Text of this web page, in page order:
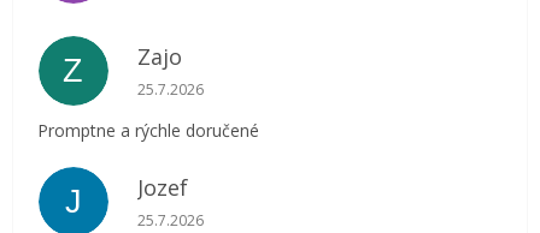
Z Zajo
Hodnotenie obchodu je 5 z 5 hviezdičiek.
25.7.2026
Promptne a rýchle doručené
J Jozef
Hodnotenie obchodu je 5 z 5 hviezdičiek.
25.7.2026